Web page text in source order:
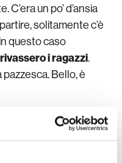
un po’ d’ansia
solitamente c’è
questo caso
i ragazzi.
Bello, è
dimenticherai mai?
2020 con Elisa